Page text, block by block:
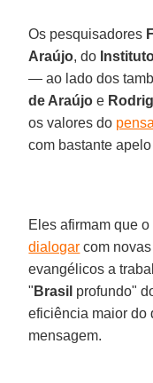
Os pesquisadores
Araújo, do
— ao lado dos
de Araújo e
os valores do
com bastante
Eles afirmam que o
dialogar com
evangélicos a
" Brasil profundo"
eficiência maior do
mensagem.